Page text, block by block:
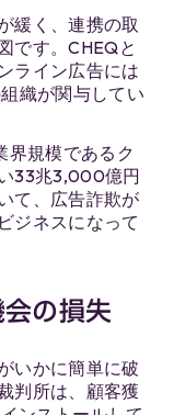
緩く、連携の取
です。CHEQと
ライン広告には
織が関与してい
界規模であるク
33兆3,000億円
て、広告詐欺が
ジネスになって
の損失
いかに簡単に破
判所は、顧客獲